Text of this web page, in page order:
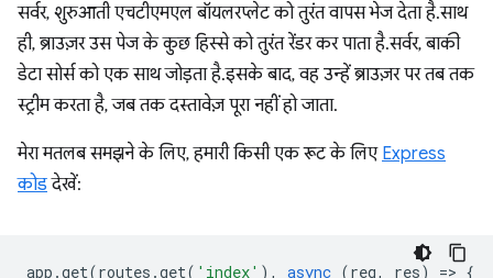
सर्वर, शुरुआती एचटीएमएल बॉयलरप्लेट को तुरंत वापस भेज देता है. साथ
ही, ब्राउज़र उस पेज के कुछ हिस्से को तुरंत रेंडर कर पाता है. सर्वर, बाकी
डेटा सोर्स को एक साथ जोड़ता है. इसके बाद, वह उन्हें ब्राउज़र पर तब तक
स्ट्रीम करता है, जब तक दस्तावेज़ पूरा नहीं हो जाता.
मेरा मतलब समझने के लिए, हमारी किसी एक रूट के लिए Express
कोडदेखें:
app .get(routes .get( 'index' ), async (req, res) => {